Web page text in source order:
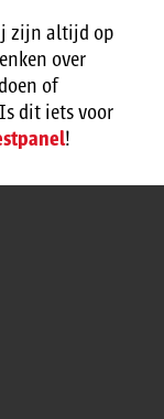
zijn altijd op
over
of
dit iets voor
!